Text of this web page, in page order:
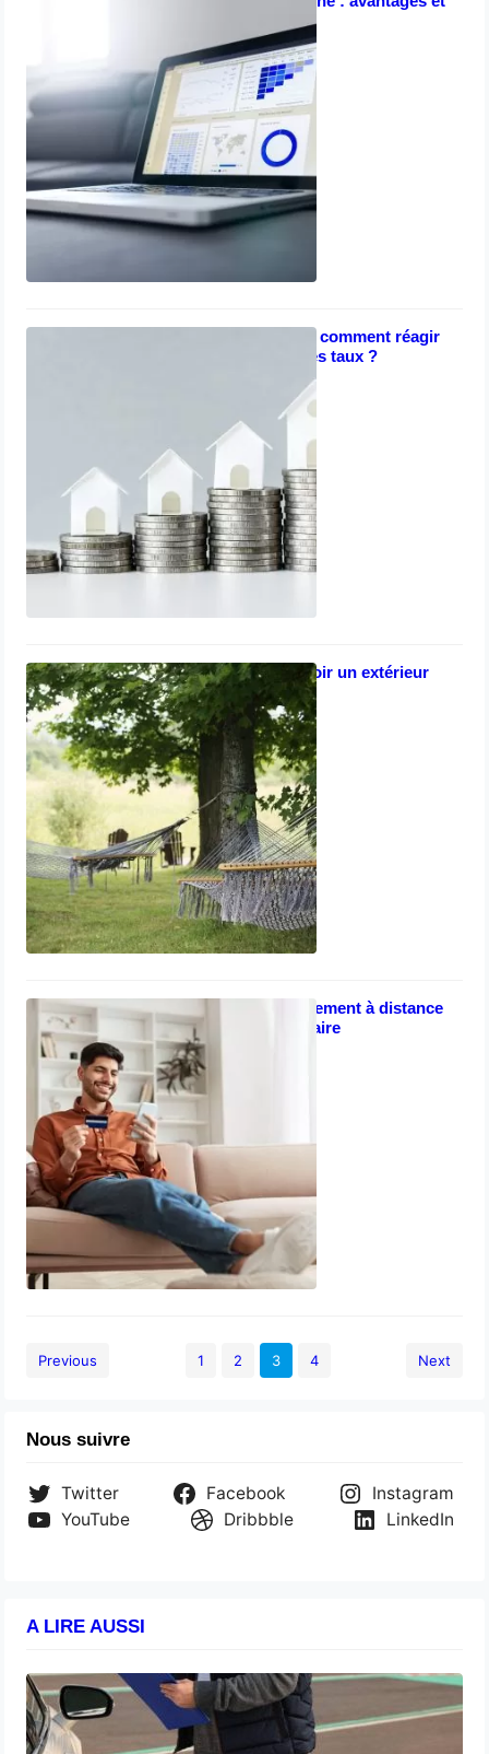
avril 8, 2023
Crédit immobilier : comment réagir
face à la hausse des taux ?
5 conseils pour avoir un extérieur
agréable
janvier 31, 2023
Comprendre le paiement à distance
via une carte bancaire
janvier 11, 2023
Previous 1 2 3 4 Next
Nous suivre
Twitter Facebook
Instagram
YouTube
Dribbble LinkedIn
A LIRE AUSSI